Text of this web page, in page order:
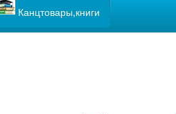
Канцтовары,книги